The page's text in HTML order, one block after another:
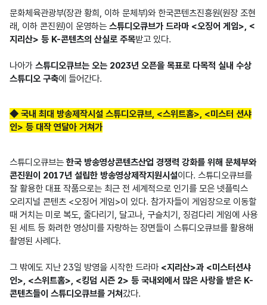
문화체육관광부(장관 황희, 이하 문체부)와 한국콘텐츠진흥원(원장 조현
래, 이하 콘진원)이 운영하는 스튜디오큐브가 드라마 <오징어 게임>, <
지리산> 등 K-콘텐츠의 산실로 주목받고 있다.
나아가 스튜디오큐브는 오는 2023년 오픈을 목표로 다목적 실내 수상
스튜디오 구축에 들어간다.
◆ 국내 최대 방송제작시설 스튜디오큐브, <스위트홈>, <미스터 션샤
인> 등 대작 연달아 거쳐가
스튜디오큐브는 한국 방송영상콘텐츠산업 경쟁력 강화를 위해 문체부와
콘진원이 2017년 설립한 방송영상제작지원시설이다. 스튜디오큐브를
잘 활용한 대표 작품으로는 최근 전 세계적으로 인기를 모은 넷플릭스
오리지널 콘텐츠 <오징어 게임>이 있다. 참가자들이 게임장으로 이동할
때 거치는 미로 복도, 줄다리기, 달고나, 구슬치기, 징검다리 게임에 사용
된 세트 등 화려한 영상미를 자랑하는 장면들이 스튜디오큐브를 활용해
촬영된 사례다.
그 밖에도 지난 23일 방영을 시작한 드라마 <지리산>과 <미스터션샤
인>, <스위트홈>, <킹덤 시즌 2> 등 국내외에서 많은 사랑을 받은 K-
콘텐츠들이 스튜디오큐브를 거쳐갔다.